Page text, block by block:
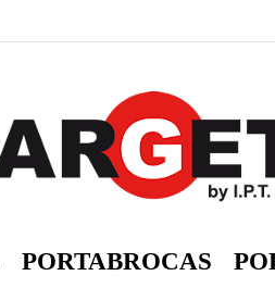
PORTABROCAS